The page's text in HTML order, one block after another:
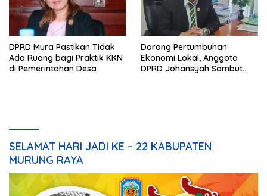
DPRD Mura Pastikan Tidak
Ada Ruang bagi Praktik KKN
di Pemerintahan Desa
Dorong Pertumbuhan
Ekonomi Lokal, Anggota
DPRD Johansyah Sambut
SELAMAT HARI JADI KE – 22 KABUPATEN
MURUNG RAYA